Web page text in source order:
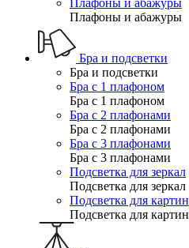
Плафоны и абажуры
Плафоны и абажуры
Бра и подсветки
Бра и подсветки
Бра с 1 плафоном
Бра с 1 плафоном
Бра с 2 плафонами
Бра с 2 плафонами
Бра с 3 плафонами
Бра с 3 плафонами
Подсветка для зеркал
Подсветка для зеркал
Подсветка для картин
Подсветка для картин